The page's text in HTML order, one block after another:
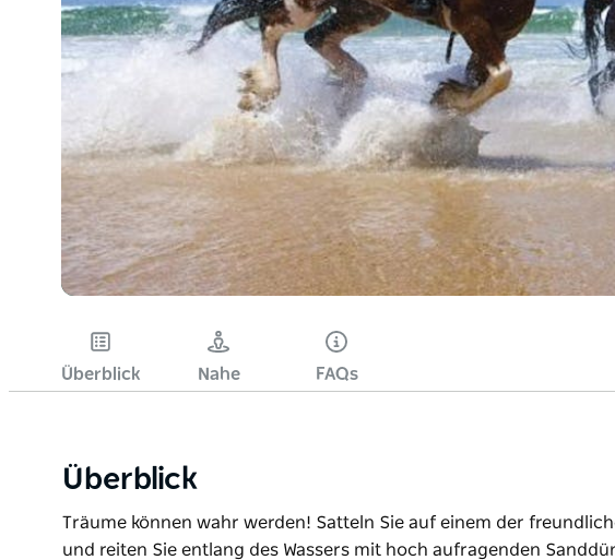
Überblick Nahe FAQs
Überblick
Träume können wahr werden! Satteln Sie auf einem der
und reiten Sie entlang des Wassers mit hoch aufragenden